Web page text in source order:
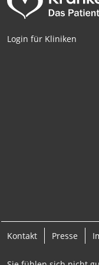
Login für Kliniken
Kontakt Presse
IAB-Besonderheiten:
Verwendung
Geräte anhand